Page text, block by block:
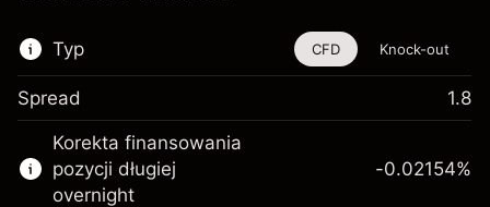
Typ
Ten instrument finansowy jest dostępny do
handlu poprzez CFD i opcje knock-out
Więcej informacji:
CFD Knock-out
Spread 1.8
Korekta finansowania
pozycji długiej
overnight
-0.02154%